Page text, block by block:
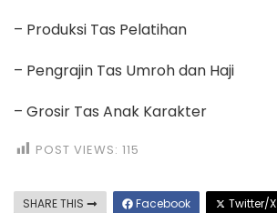
– Produksi Tas Pelatihan
– Pengrajin Tas Umroh dan Haji
– Grosir Tas Anak Karakter
POST VIEWS: 115
SHARE THIS Facebook Twitter/X